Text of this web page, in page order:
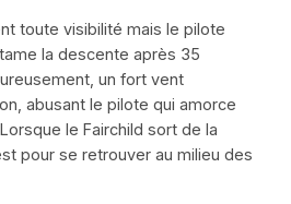
toute visibilité mais le pilote
la descente après 35
un fort vent
abusant le pilote qui amorce
le Fairchild sort de la
pour se retrouver au milieu des